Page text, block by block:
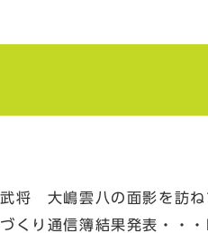
将 大嶋雲八の面影を訪
くり通信簿結果発表・・